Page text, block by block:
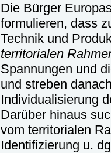
Die Bürger
formulieren, dass
Technik und
territorialen
Spannungen und
und streben
Individualisierung
Darüber hinaus
vom territorialen
Identifizierung u.